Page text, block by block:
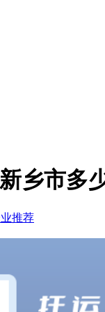
乡市多
推荐